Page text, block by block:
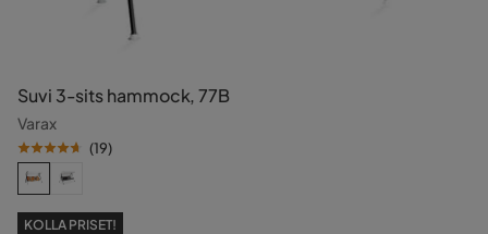
Suvi 3-sits hammock, 77B
Varax
(19)
KOLLA PRISET!